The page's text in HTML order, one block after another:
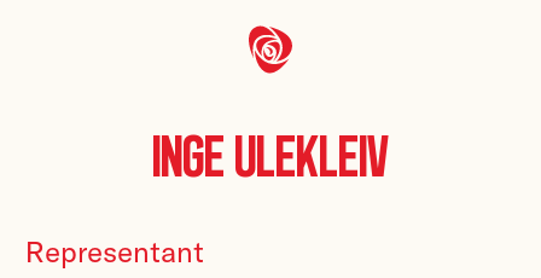
Inge Ulekleiv
Representant